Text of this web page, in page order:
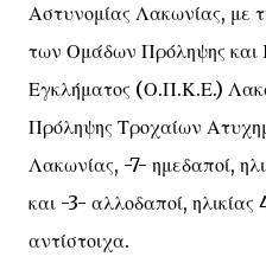
Αστυνομίας Λακωνίας, με
των Ομάδων Πρόληψης και
Εγκλήματος (Ο.Π.Κ.Ε.)
Πρόληψης Τροχαίων
Λακωνίας, -7- ημεδαποί,
και -3- αλλοδαποί, ηλικίας
αντίστοιχα.